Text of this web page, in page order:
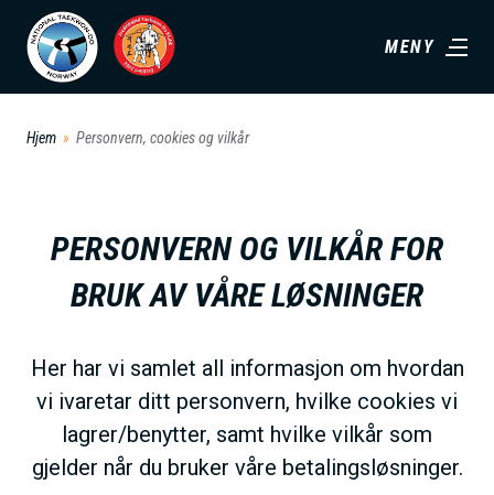
MENY
Hjem Personvern, cookies og vilkår
PERSONVERN OG VILKÅR FOR
BRUK AV VÅRE LØSNINGER
Her har vi samlet all informasjon om hvordan
vi ivaretar ditt personvern, hvilke cookies vi
lagrer/benytter, samt hvilke vilkår som
gjelder når du bruker våre betalingsløsninger.